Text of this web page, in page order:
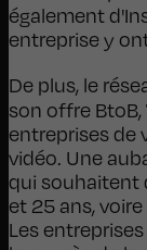
également
entreprise y
De plus, le
son offre BtoB,
entreprises de
vidéo. Une
qui souhaitent
et 25 ans, voire
Les